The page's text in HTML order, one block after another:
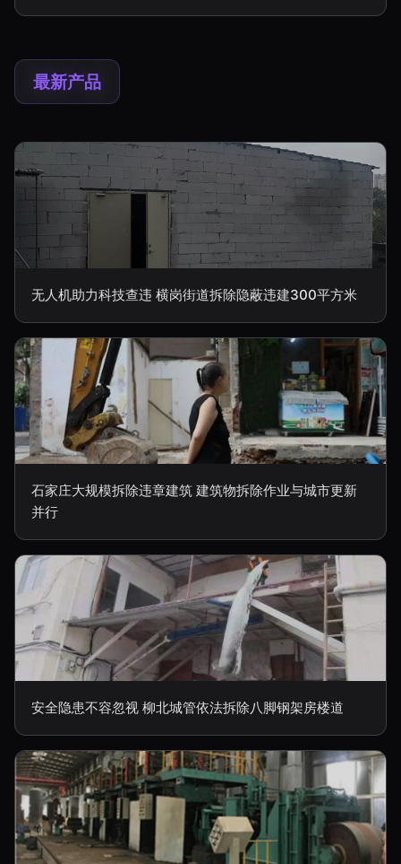
最新产品
无人机助力科技查违 横岗街道拆除隐蔽违建300平方米
石家庄大规模拆除违章建筑 建筑物拆除作业与城市更新
并行
安全隐患不容忽视 柳北城管依法拆除八脚钢架房楼道